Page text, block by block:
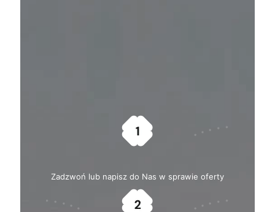
Zadzwoń lub napisz do Nas w sprawie oferty